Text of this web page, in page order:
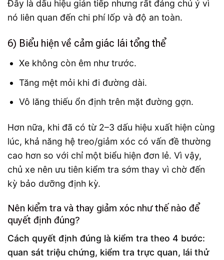
Đây là dấu hiệu gián tiếp nhưng rất đáng chú ý vì
nó liên quan đến chi phí lốp và độ an toàn.
6) Biểu hiện về cảm giác lái tổng thể
Xe không còn êm như trước.
Tăng mệt mỏi khi đi đường dài.
Vô lăng thiếu ổn định trên mặt đường gợn.
Hơn nữa, khi đã có từ 2–3 dấu hiệu xuất hiện cùng
lúc, khả năng hệ treo/giảm xóc có vấn đề thường
cao hơn so với chỉ một biểu hiện đơn lẻ. Vì vậy,
chủ xe nên ưu tiên kiểm tra sớm thay vì chờ đến
kỳ bảo dưỡng định kỳ.
Nên kiểm tra và thay giảm xóc như thế nào để
quyết định đúng?
Cách quyết định đúng là kiểm tra theo 4 bước:
quan sát triệu chứng, kiểm tra trực quan, lái thử